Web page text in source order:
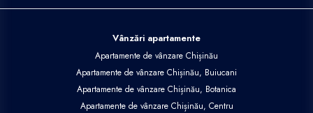
Vânzări apartamente
Apartamente de vânzare Chișinău
Apartamente de vânzare Chișinău, Buiucani
Apartamente de vânzare Chișinău, Botanica
Apartamente de vânzare Chișinău, Centru